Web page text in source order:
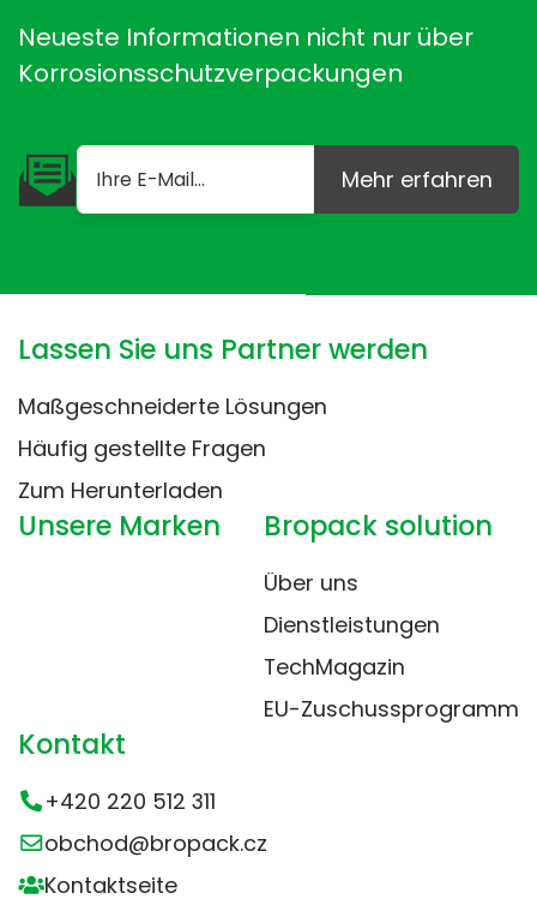
Neueste Informationen nicht nur über
Korrosionsschutzverpackungen
Mehr erfahren
Lassen Sie uns Partner werden
Maßgeschneiderte Lösungen
Häufig gestellte Fragen
Zum Herunterladen
Unsere Marken Bropack solution
Über uns
Dienstleistungen
TechMagazin
EU-Zuschussprogramm
Kontakt
+420 220 512 311
obchod@bropack.cz
Kontaktseite